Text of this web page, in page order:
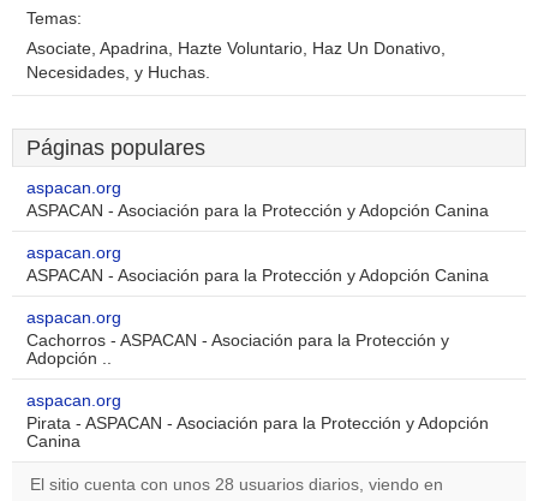
Temas:
Asociate, Apadrina, Hazte Voluntario, Haz Un Donativo,
Necesidades, y Huchas.
Páginas populares
aspacan.org
ASPACAN - Asociación para la Protección y Adopción Canina
aspacan.org
ASPACAN - Asociación para la Protección y Adopción Canina
aspacan.org
Cachorros - ASPACAN - Asociación para la Protección y
Adopción ..
aspacan.org
Pirata - ASPACAN - Asociación para la Protección y Adopción
Canina
El sitio cuenta con unos 28 usuarios diarios, viendo en